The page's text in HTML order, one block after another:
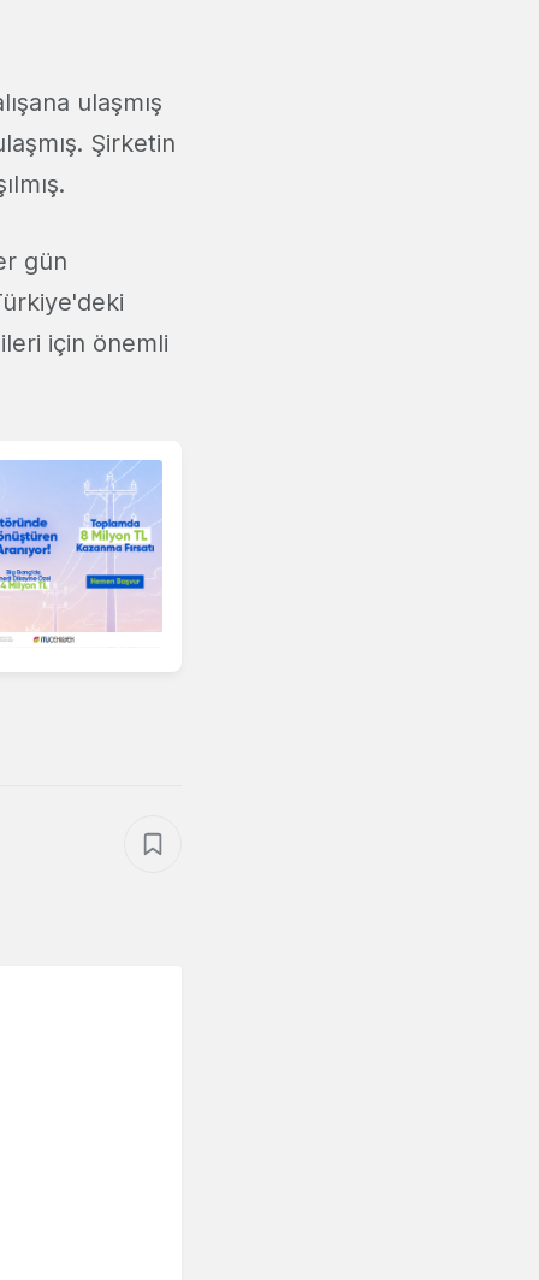
ulaşmış
Şirketin
gün
için önemli